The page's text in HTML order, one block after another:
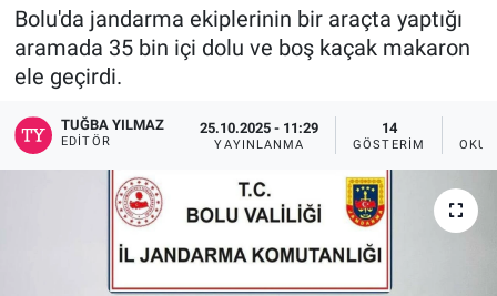
Bolu'da jandarma ekiplerinin bir araçta yaptığı
aramada 35 bin içi dolu ve boş kaçak makaron
ele geçirdi.
TUĞBA YILMAZ
EDITÖR
25.10.2025 - 11:29
YAYINLANMA
14
GÖSTERIM